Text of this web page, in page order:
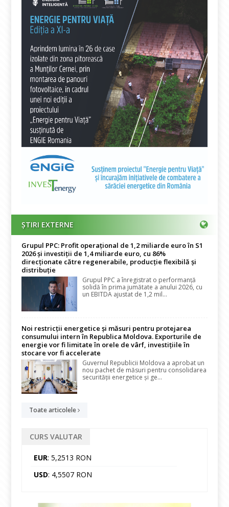
ȘTIRI EXTERNE
Grupul PPC: Profit operațional de 1,2 miliarde euro în S1
2026 și investiții de 1,4 miliarde euro, cu 86%
direcționate către regenerabile, producție flexibilă și
distribuție
Grupul PPC a înregistrat o performanță
solidă în prima jumătate a anului 2026, cu
un EBITDA ajustat de 1,2 mil...
Noi restricții energetice și măsuri pentru protejarea
consumului intern în Republica Moldova. Exporturile de
energie vor fi limitate în orele de vârf, investițiile în
stocare vor fi accelerate
Guvernul Republicii Moldova a aprobat un
nou pachet de măsuri pentru consolidarea
securității energetice și ge...
Toate articolele
CURS VALUTAR
EUR: 5,2513 RON
USD: 4,5507 RON